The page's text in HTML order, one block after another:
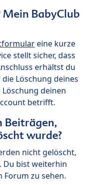
Mein BabyClub
eine kurze
stellt sicher, dass
erhältst du
Löschung deines
deinen
betrifft.
Beiträgen,
wurde?
nicht gelöscht,
Du bist weiterhin
zu sehen.